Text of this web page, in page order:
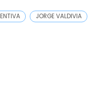
JORGE VALDIVIA